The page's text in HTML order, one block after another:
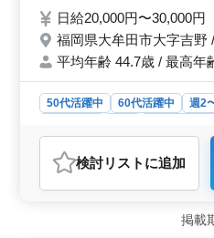
矯正・歯科検
休2日制・残業
い環境になっ
ので通いやす
なく経験のあ
ぜひ今までの
募お待ちして
日給20,000円〜30,000円
福岡県大牟田市大字吉
平均年齢 44.7歳 / 最高年
50代活躍中 60代活躍中 週2
アルバイト・パート
おすすめポイント
＜車通勤可能・週休2日制の
歯科診療所で非常勤歯科医
世代の方も活躍中でです。週
検討リスト に追加
掲載